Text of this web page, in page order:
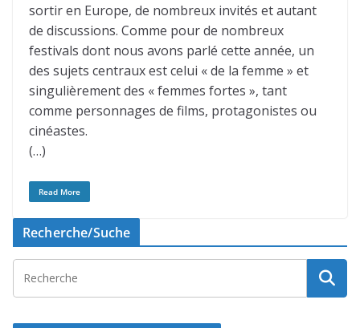
sortir en Europe, de nombreux invités et autant
de discussions. Comme pour de nombreux
festivals dont nous avons parlé cette année, un
des sujets centraux est celui « de la femme » et
singulièrement des « femmes fortes », tant
comme personnages de films, protagonistes ou
cinéastes.
(…)
Read More
Recherche/Suche